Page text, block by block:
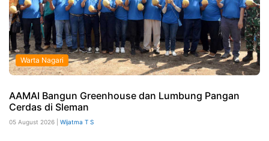
Warta Nagari
AAMAI Bangun Greenhouse dan Lumbung Pangan
Cerdas di Sleman
05 August 2026 | Wijatma T S